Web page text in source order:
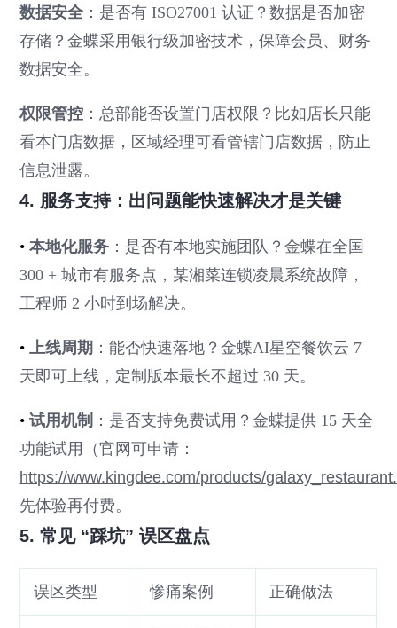
数据安全 ：是否有 ISO27001 认证？数据是否加密
存储？金蝶采用银行级加密技术，保障会员、财务
数据安全。
权限管控 ：总部能否设置门店权限？比如店长只能
看本门店数据，区域经理可看管辖门店数据，防止
信息泄露。
4. 服务支持：出问题能快速解决才是关键
•本地化服务 ：是否有本地实施团队？金蝶在全国
300 + 城市有服务点，某湘菜连锁凌晨系统故障，
工程师 2 小时到场解决。
• 上线周期 ：能否快速落地？金蝶AI星空餐饮云 7
天即可上线，定制版本最长不超过 30 天。
•试用机制 ：是否支持免费试用？金蝶提供 15 天全
功能试用（官网可申请：
https://www.kingdee.com/products/
先体验再付费。
5. 常见 “踩坑” 误区盘点
误区类型 惨痛案例 正确做法